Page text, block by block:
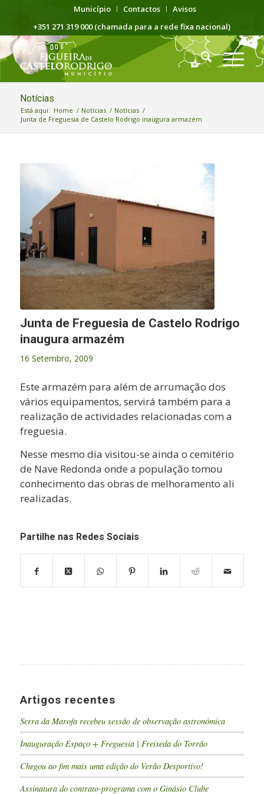
Município Contactos
Avisos
+351 271 319 000 (chamada para a rede fixa nacional)
Notícias
Está aqui: Home / Notícias / Notícias /
Junta de Freguesia de Castelo Rodrigo inaugura armazém
Junta de Freguesia de Castelo Rodrigo
inaugura armazém
16 Setembro, 2009
Este armazém para além de arrumação dos
vários equipamentos, servirá também para a
realização de actividades relacionadas com a
freguesia.
Nesse mesmo dia visitou-se ainda o cemitério
de Nave Redonda onde a população tomou
conhecimento das obras de melhoramento ali
realizadas.
Partilhe nas Redes Sociais
Artigos recentes
Serra da Marofa recebeu sessão de observação astronómica
Inauguração Espaço + Freguesia | Freixeda do Torrão
Chegou ao fim mais uma edição do Verão Desportivo!
Assinatura do contrato-programa com o Ginásio Clube